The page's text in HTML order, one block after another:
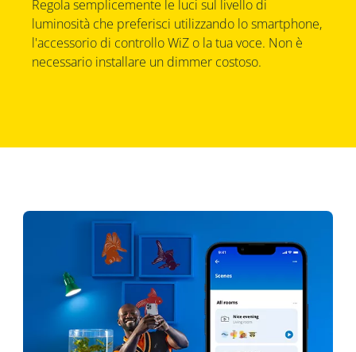
Regola semplicemente le luci sul livello di
luminosità che preferisci utilizzando lo smartphone,
l'accessorio di controllo WiZ o la tua voce. Non è
necessario installare un dimmer costoso.